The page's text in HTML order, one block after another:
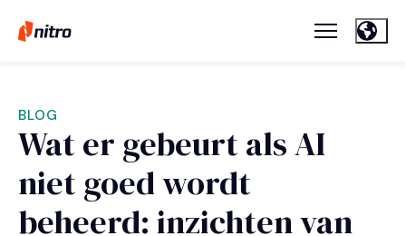
BLOG
Wat er gebeurt als AI
niet goed wordt
beheerd: inzichten van